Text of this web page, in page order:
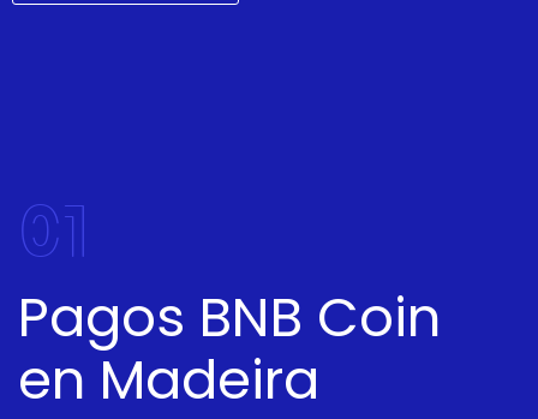
01
Pagos BNB Coin
en Madeira